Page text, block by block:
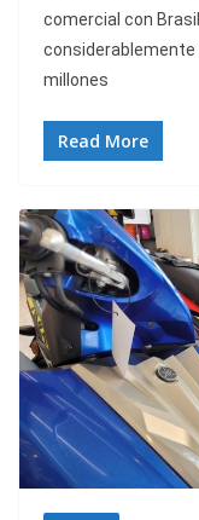
comercial con
considerablemente
millones
Read More